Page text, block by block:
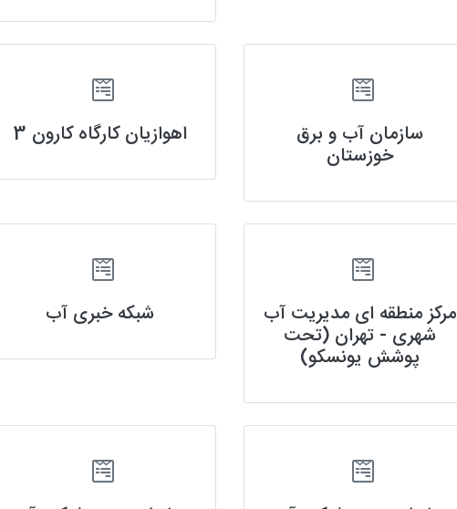
سازمان آب و برق
خوزستان
اهوازیان کارگاه کارون 3
مرکز منطقه ای مدیریت آب
شهری - تهران (تحت
پوشش یونسکو)
شبکه خبری آب